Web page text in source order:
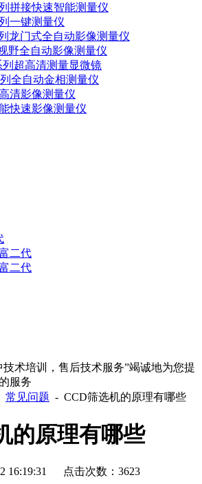
拼接快速智能测量仪
一键测量仪
龙门式全自动影像测量仪
野全自动影像测量仪
超高清测量显微镜
全自动金相测量仪
清影像测量仪
快速影像测量仪
二代
二代
技术培训，售后技术服务”竭诚地为您提
服务
常见问题 - CCD筛选机的原理有哪些
的原理有哪些
16:19:31 点击次数：3623